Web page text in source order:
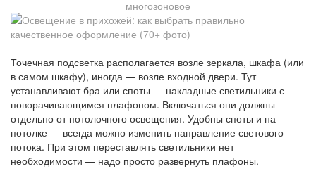
многозоновое
Точечная подсветка располагается возле зеркала, шкафа (или
в самом шкафу), иногда — возле входной двери. Тут
устанавливают бра или споты — накладные светильники с
поворачивающимся плафоном. Включаться они должны
отдельно от потолочного освещения. Удобны споты и на
потолке — всегда можно изменить направление светового
потока. При этом переставлять светильники нет
необходимости — надо просто развернуть плафоны.